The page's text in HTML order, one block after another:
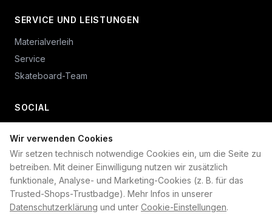
Wir verwenden Cookies
Wir setzen technisch notwendige Cookies ein, um die Seite zu
betreiben. Mit deiner Einwilligung nutzen wir zusätzlich
funktionale, Analyse- und Marketing-Cookies (z. B. für das
Trusted-Shops-Trustbadge). Mehr Infos in unserer
Datenschutzerklärung und unter Cookie-Einstellungen.
SERVICE UND LEISTUNGEN
Materialverleih
Service
Skateboard-Team
SOCIAL
+49 234 687 00 38
shop@plan-b-funsport.de
Sichere Zahlung mit: